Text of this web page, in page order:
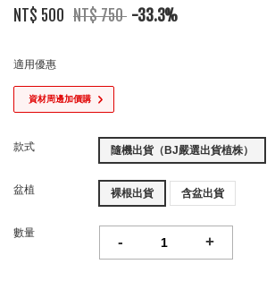
NT$ 500 NT$ 750 -33.3%
適用優惠
資材周邊加價購
款式 隨機出貨（BJ嚴選出貨植株）
盆植 裸根出貨 含盆出貨
數量
- +